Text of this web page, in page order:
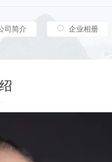
司简介 企业相册